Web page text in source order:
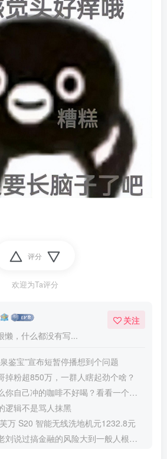
评分
欢迎为Ta评分
懒，什么都没有写...
关注
鉴宝”宣布短暂停播想到个问题
掉粉超850万，一群人瞎起劲个啥？
自己冲的咖啡不好喝？看看一个自媒体博主的分享
逻辑不是骂人抹黑
万 S20 智能无线洗地机元1232.8元
说过搞金融的风险大到一般人根本承受不起